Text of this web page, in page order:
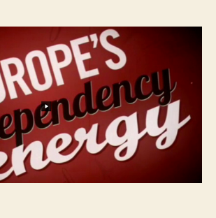
dépendances
européennes